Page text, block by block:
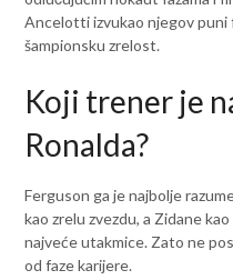
Ancelotti izvukao njegov puni
šampionsku zrelost.
Koji trener je
Ronalda?
Ferguson ga je najbolje
kao zrelu zvezdu, a Zidane
najveće utakmice. Zato ne
od faze karijere.